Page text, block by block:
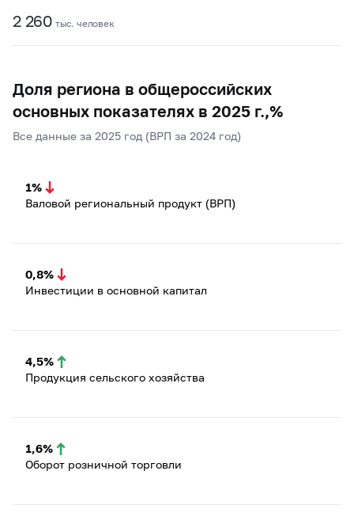
2 260 тыс. человек
Доля региона в общероссийских
основных показателях в 2025 г.,%
Все данные за 2025 год (ВРП за 2024 год)
1%
Валовой региональный продукт (ВРП)
0,8%
Инвестиции в основной капитал
4,5%
Продукция сельского хозяйства
1,6%
Оборот розничной торговли